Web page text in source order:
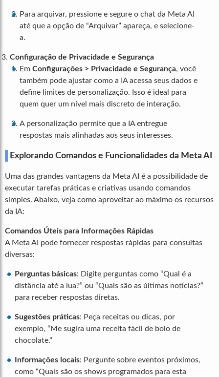
Para arquivar, pressione e segure o chat da Meta AI
até que a opção de “Arquivar” apareça, e selecione-
a.
Configuração de Privacidade e Segurança
Em Configurações > Privacidade e Segurança, você
também pode ajustar como a IA acessa seus dados e
define limites de personalização. Isso é ideal para
quem quer um nível mais discreto de interação.
A personalização permite que a IA entregue
respostas mais alinhadas aos seus interesses.
Explorando Comandos e Funcionalidades da Meta AI
Uma das grandes vantagens da Meta AI é a possibilidade de
executar tarefas práticas e criativas usando comandos
simples. Abaixo, veja como aproveitar ao máximo os recursos
da IA:
Comandos Úteis para Informações Rápidas
A Meta AI pode fornecer respostas rápidas para consultas
diversas:
Perguntas básicas: Digite perguntas como “Qual é a
distância até a lua?” ou “Quais são as últimas notícias?”
para receber respostas diretas.
Sugestões práticas: Peça receitas ou dicas, por
exemplo, “Me sugira uma receita fácil de bolo de
chocolate.”
Informações locais: Pergunte sobre eventos próximos,
como “Quais são os shows programados para esta